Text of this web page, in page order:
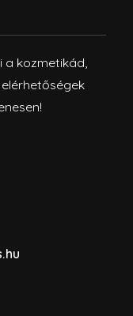
a kozmetikád,